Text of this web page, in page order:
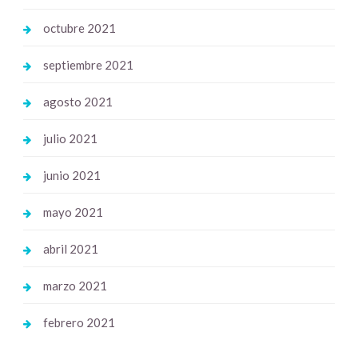
octubre 2021
septiembre 2021
agosto 2021
julio 2021
junio 2021
mayo 2021
abril 2021
marzo 2021
febrero 2021